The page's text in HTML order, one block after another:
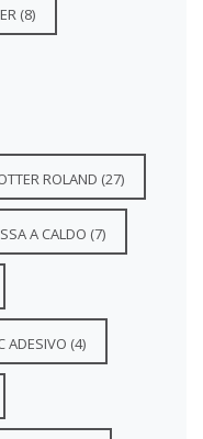
(8)
ROLAND (27)
A CALDO (7)
ADESIVO (4)